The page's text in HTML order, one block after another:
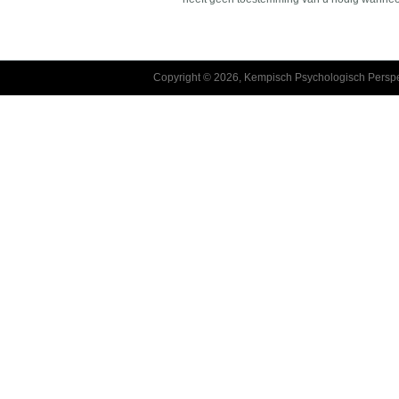
Copyright © 2026, Kempisch Psychologisch